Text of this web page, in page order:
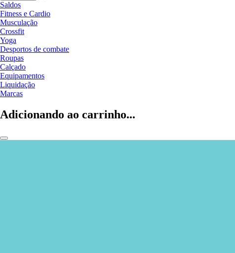
Saldos
Fitness e Cardio
Musculação
Crossfit
Yoga
Desportos de combate
Roupas
Calçado
Equipamentos
Liquidação
Marcas
Adicionando ao carrinho...